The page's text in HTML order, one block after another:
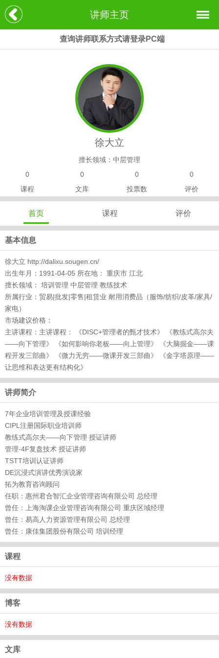
讲师主页
查询讲师联系方式请登录PC端
徐大立
擅长领域：中层管理
0
0 0
0
课程
文库 投票数 评价
首页 课程 评价
基本信息
徐大立 http://dalixu.sougen.cn/
出生年月：1991-04-05 所在地： 重庆市 江北
擅长领域： 培训管理 中层管理 教练技术
所属行业：贸易|批发|零售|租赁业 耐用消费品（服饰/纺织/皮革/家具/
家电）
市场建议价格：
主讲课程：主讲课程： 《DISC+管理者的甄才技术》 《教练式高尔夫
——向下管理》 《如何影响你老板——向上管理》 《大脑掘金——课
程开发三部曲》 《微力无穷——微课开发三部曲》 《金字塔原理——
让思维和表达更有结构化》
讲师简介
7年企业培训管理及授课经验
CIPL注册国际职业培训师
教练式高尔夫——向下管理 授证讲师
管理-4F复盘技术 授证讲师
TSTT培训认证讲师
DE沉浸式演讲优秀演说家
拓为教育咨询顾问
任职：惠州君合智汇企业管理咨询有限公司 总经理
曾任：上海淘课企业管理咨询有限公司 重庆区域经理
曾任：易高人力资源管理有限公司 总经理
曾任：康佳集团股份有限公司 培训经理
课程
没有数据
博客
没有数据
文库